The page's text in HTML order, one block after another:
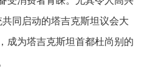
同启动的塔吉克斯坦议会大
成为塔吉克斯坦首都杜尚别的